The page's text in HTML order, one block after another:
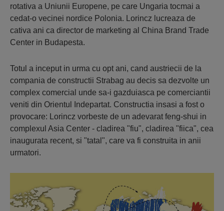
rotativa a Uniunii Europene, pe care Ungaria tocmai a
cedat-o vecinei nordice Polonia. Lorincz lucreaza de
cativa ani ca director de marketing al China Brand Trade
Center in Budapesta.
Totul a inceput in urma cu opt ani, cand austriecii de la
compania de constructii Strabag au decis sa dezvolte un
complex comercial unde sa-i gazduiasca pe comerciantii
veniti din Orientul Indepartat. Constructia insasi a fost o
provocare: Lorincz vorbeste de un adevarat feng-shui in
complexul Asia Center - cladirea "fiu", cladirea "fiica", cea
inaugurata recent, si "tatal", care va fi construita in anii
urmatori.